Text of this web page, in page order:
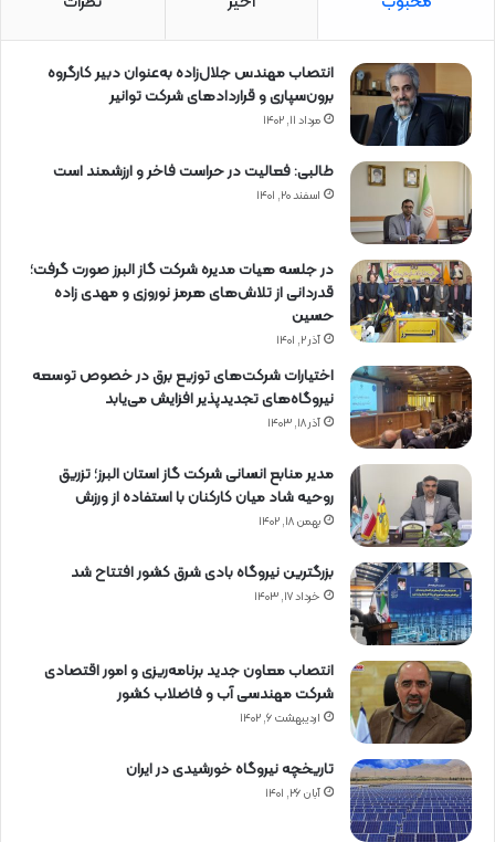
انتصاب مهندس جلال‌زاده به‌عنوان دبیر كارگروه
برون‌سپاری و قراردادهای شركت توانیر
مرداد ۱۱, ۱۴۰۲
طالبی: فعالیت در حراست فاخر و ارزشمند است
اسفند ۲۰, ۱۴۰۱
در جلسه هیات مدیره شرکت گاز البرز صورت گرفت؛
قدردانی از تلاش‌های هرمز نوروزی و مهدی زاده
حسین
آذر ۲, ۱۴۰۱
اختیارات شرکت‌های توزیع برق در خصوص توسعه
نیروگاه‌های تجدیدپذیر افزایش می‌یابد
آذر ۱۸, ۱۴۰۳
مدیر منابع انسانی شرکت گاز استان البرز؛ تزریق
روحیه شاد میان کارکنان با استفاده از ورزش
بهمن ۱۸, ۱۴۰۲
بزرگترین نیروگاه بادی شرق کشور افتتاح شد
خرداد ۱۷, ۱۴۰۳
انتصاب معاون جدید برنامه‌ریزی و امور اقتصادی
شرکت مهندسی آب و فاضلاب کشور
اردیبهشت ۶, ۱۴۰۲
تاریخچه نیروگاه خورشیدی در ایران
آبان ۲۶, ۱۴۰۱